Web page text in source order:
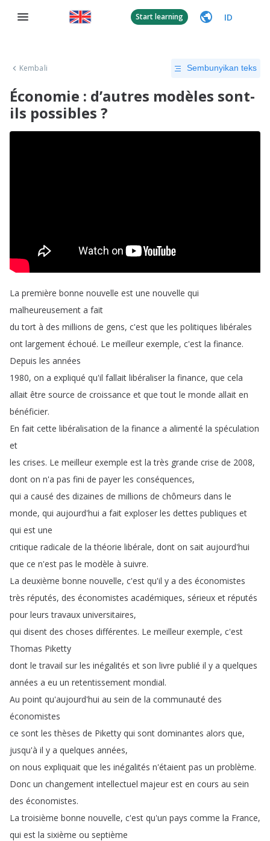
Start learning ID
Kembali Sembunyikan teks
Économie : d’autres modèles sont-
ils possibles ?
La première bonne nouvelle est une nouvelle qui
malheureusement a fait
du tort à des millions de gens, c'est que les politiques libérales
ont largement échoué. Le meilleur exemple, c'est la finance.
Depuis les années
1980, on a expliqué qu'il fallait libéraliser la finance, que cela
allait être source de croissance et que tout le monde allait en
bénéficier.
En fait cette libéralisation de la finance a alimenté la spéculation
et
les crises. Le meilleur exemple est la très grande crise de 2008,
dont on n'a pas fini de payer les conséquences,
qui a causé des dizaines de millions de chômeurs dans le
monde, qui aujourd'hui a fait exploser les dettes publiques et
qui est une
critique radicale de la théorie libérale, dont on sait aujourd'hui
que ce n'est pas le modèle à suivre.
La deuxième bonne nouvelle, c'est qu'il y a des économistes
très réputés, des économistes académiques, sérieux et réputés
pour leurs travaux universitaires,
qui disent des choses différentes. Le meilleur exemple, c'est
Thomas Piketty
dont le travail sur les inégalités et son livre publié il y a quelques
années a eu un retentissement mondial.
Au point qu'aujourd'hui au sein de la communauté des
économistes
ce sont les thèses de Piketty qui sont dominantes alors que,
jusqu'à il y a quelques années,
on nous expliquait que les inégalités n'étaient pas un problème.
Donc un changement intellectuel majeur est en cours au sein
des économistes.
La troisième bonne nouvelle, c'est qu'un pays comme la France,
qui est la sixième ou septième